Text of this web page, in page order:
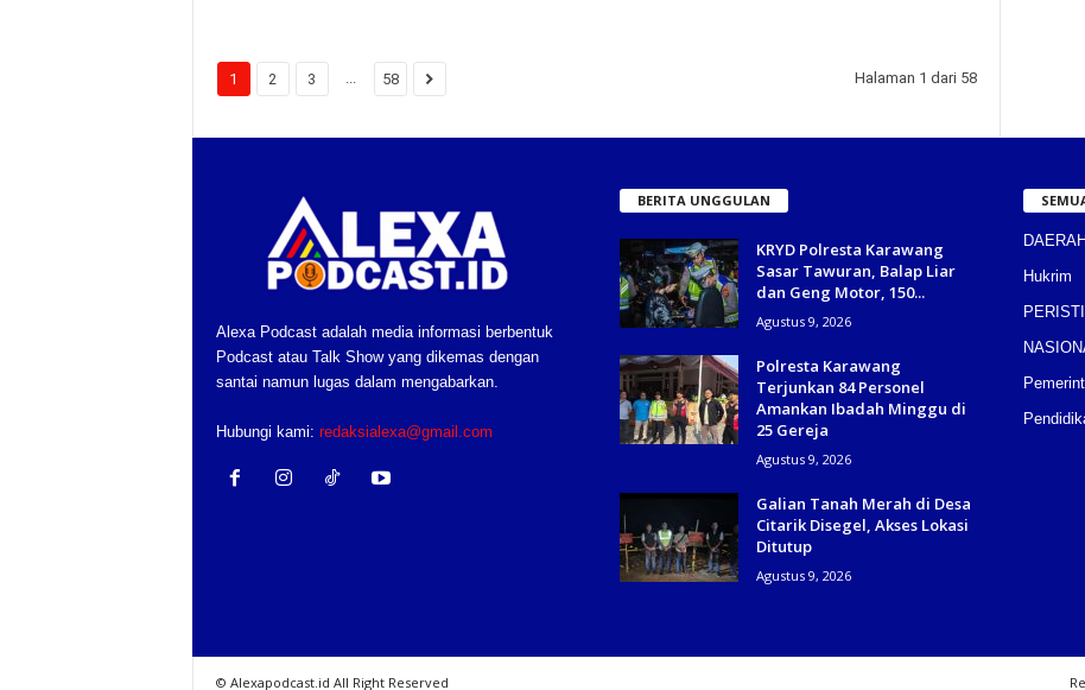
1 2 3 ... 58 Halaman 1 dari 58
Alexa Podcast adalah media informasi berbentuk
Podcast atau Talk Show yang dikemas dengan
santai namun lugas dalam mengabarkan.
Hubungi kami: redaksialexa@gmail.com
BERITA UNGGULAN
KRYD Polresta Karawang
Sasar Tawuran, Balap Liar
dan Geng Motor, 150...
Agustus 9, 2026
Polresta Karawang
Terjunkan 84 Personel
Amankan Ibadah Minggu di
25 Gereja
Agustus 9, 2026
Galian Tanah Merah di Desa
Citarik Disegel, Akses Lokasi
Ditutup
Agustus 9, 2026
DAERAH
Hukrim
© Alexapodcast.id All Right Reserved